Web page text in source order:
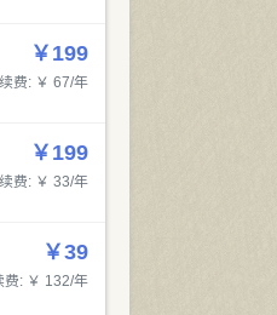
￥199
续费: ￥ 67/年
￥199
续费: ￥ 33/年
￥39
费: ￥ 132/年